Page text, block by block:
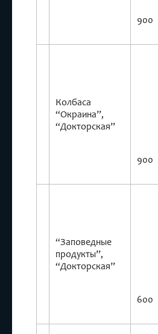
900
Колбаса
“Окраина”,
“Докторская”
900
“Заповедные
продукты”,
“Докторская”
600